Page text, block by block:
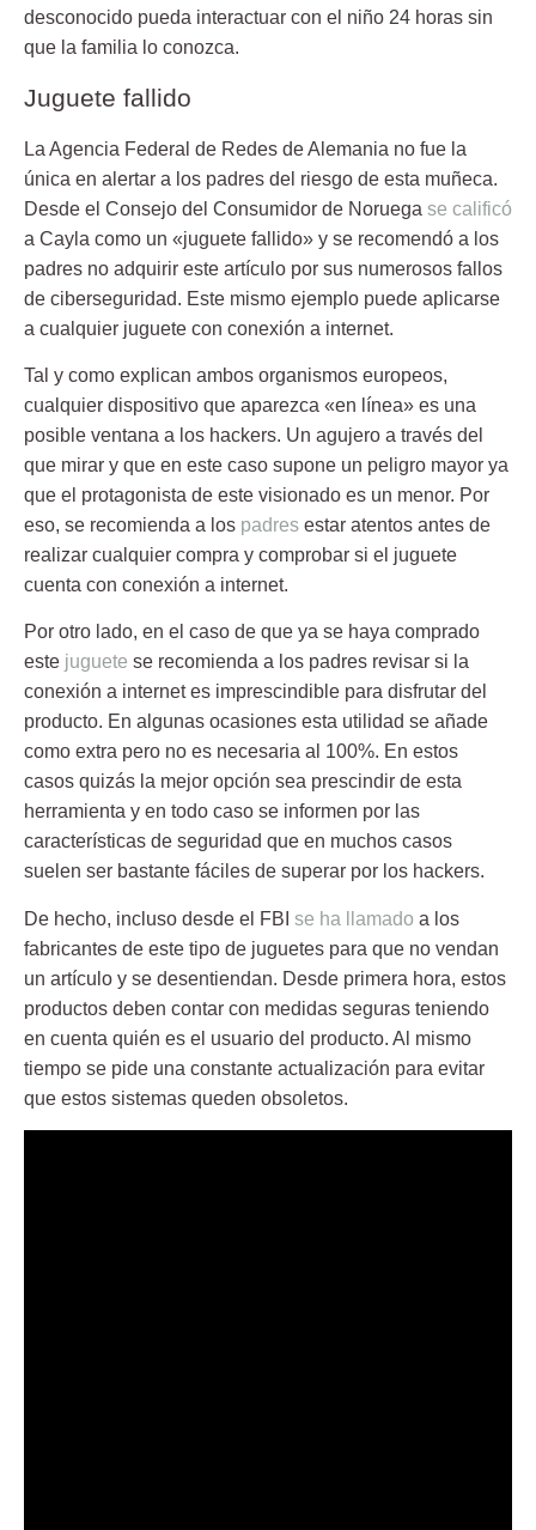
desconocido pueda interactuar con el niño 24 horas sin
que la familia lo conozca.
Juguete fallido
La Agencia Federal de Redes de Alemania no fue la
única en alertar a los padres del riesgo de esta muñeca.
Desde el Consejo del Consumidor de Noruega se calificó
a Cayla como un «juguete fallido» y se recomendó a los
padres no adquirir este artículo por sus numerosos fallos
de ciberseguridad. Este mismo ejemplo puede aplicarse
a cualquier juguete con conexión a internet.
Tal y como explican ambos organismos europeos,
cualquier dispositivo que aparezca «en línea» es una
posible ventana a los hackers. Un agujero a través del
que mirar y que en este caso supone un peligro mayor ya
que el protagonista de este visionado es un menor. Por
eso, se recomienda a los padres estar atentos antes de
realizar cualquier compra y comprobar si el juguete
cuenta con conexión a internet.
Por otro lado, en el caso de que ya se haya comprado
este juguete se recomienda a los padres revisar si la
conexión a internet es imprescindible para disfrutar del
producto. En algunas ocasiones esta utilidad se añade
como extra pero no es necesaria al 100%. En estos
casos quizás la mejor opción sea prescindir de esta
herramienta y en todo caso se informen por las
características de seguridad que en muchos casos
suelen ser bastante fáciles de superar por los hackers.
De hecho, incluso desde el FBI se ha llamado a los
fabricantes de este tipo de juguetes para que no vendan
un artículo y se desentiendan. Desde primera hora, estos
productos deben contar con medidas seguras teniendo
en cuenta quién es el usuario del producto. Al mismo
tiempo se pide una constante actualización para evitar
que estos sistemas queden obsoletos.